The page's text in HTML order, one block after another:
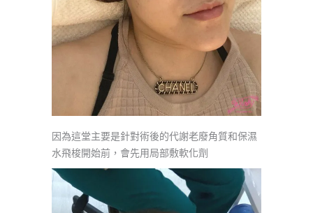
因為這堂主要是針對術後的代謝老廢角質和保濕
水飛梭開始前，會先用局部敷軟化劑